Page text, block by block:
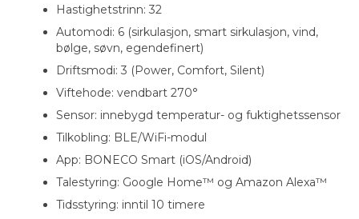
Hastighetstrinn: 32
Automodi: 6 (sirkulasjon, smart sirkulasjon, vind,
bølge, søvn, egendefinert)
Driftsmodi: 3 (Power, Comfort, Silent)
Viftehode: vendbart 270°
Sensor: innebygd temperatur- og fuktighetssensor
Tilkobling: BLE/WiFi-modul
App: BONECO Smart (iOS/Android)
Talestyring: Google Home™ og Amazon Alexa™
Tidsstyring: inntil 10 timere